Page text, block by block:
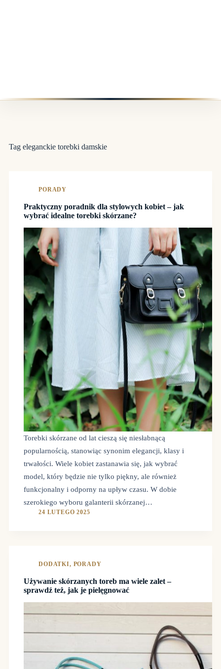
Tag eleganckie torebki damskie
PORADY
Praktyczny poradnik dla stylowych kobiet – jak
wybrać idealne torebki skórzane?
Torebki skórzane od lat cieszą się niesłabnącą
popularnością, stanowiąc synonim elegancji, klasy i
trwałości. Wiele kobiet zastanawia się, jak wybrać
model, który będzie nie tylko piękny, ale również
funkcjonalny i odporny na upływ czasu. W dobie
szerokiego wyboru galanterii skórzanej…
24 LUTEGO 2025
DODATKI, PORADY
Używanie skórzanych toreb ma wiele zalet –
sprawdź też, jak je pielęgnować